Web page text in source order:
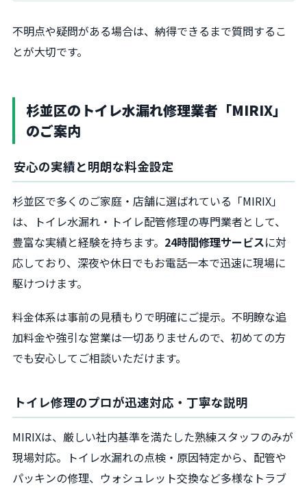
不明点や疑問がある場合は、納得できるまで質問するこ
とが大切です。
杉並区のトイレ水漏れ修理業者「MIRIX」
のご案内
安心の実績と明朗な料金設定
杉並区で多くのご家庭・店舗に選ばれている「MIRIX」
は、トイレ水漏れ・トイレ配管修理の専門業者として、
豊富な実績と経験を持ちます。 24時間修理サービスに対
応しており、深夜や休日でもお電話一本で迅速に現場に
駆けつけます。
料金体系は事前の見積もりで明確にご提示。不明瞭な追
加料金や強引な営業は一切ありませんので、初めての方
でも安心してご相談いただけます。
トイレ修理のプロが迅速対応・丁寧な説明
MIRIXは、厳しい社内基準を満たした熟練スタッフのみが
現場対応。トイレ水漏れの点検・原因特定から、配管や
パッキンの修理、ウォシュレット交換など多様なトラブ